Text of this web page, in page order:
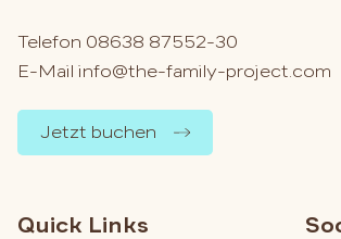
Telefon 08638 87552-30
E-Mail info@the-family-project.com
Jetzt buchen
Quick Links